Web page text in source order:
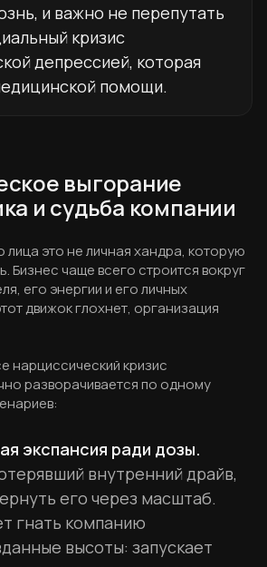
и важно не перепутать
кризис
депрессией, которая
помощи.
выгорание
и судьба компании
лица это не личная хандра, которую
Бизнес чаще всего строится вокруг
его энергии и его личных
движок глохнет, организация
нарциссический кризис
разворачивается по одному
экспансия ради дозы.
внутренний драйв,
его через масштаб.
гнать компанию
высоты: запускает